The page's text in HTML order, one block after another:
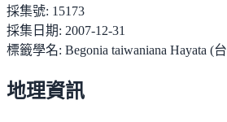
採集號: 15173
採集日期: 2007-12-31
標籤學名: Begonia taiwaniana Hayata (
地理資訊